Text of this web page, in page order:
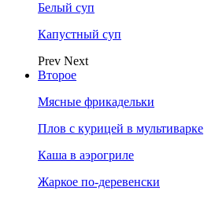
Белый суп
Капустный суп
Prev Next
Второе
Мясные фрикадельки
Плов с курицей в мультиварке
Каша в аэрогриле
Жаркое по-деревенски